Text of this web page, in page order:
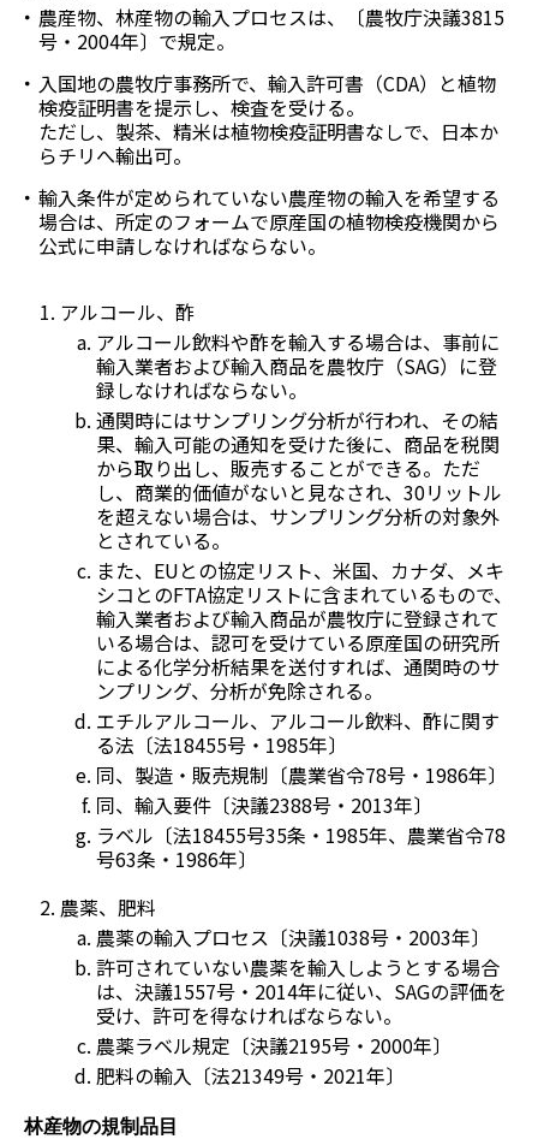
農産物、林産物の輸入プロセスは、〔農牧庁決議3815
号・2004年〕で規定。
入国地の農牧庁事務所で、輸入許可書（CDA）と植物
検疫証明書を提示し、検査を受ける。
ただし、製茶、精米は植物検疫証明書なしで、日本か
らチリへ輸出可。
輸入条件が定められていない農産物の輸入を希望する
場合は、所定のフォームで原産国の植物検疫機関から
公式に申請しなければならない。
アルコール、酢
アルコール飲料や酢を輸入する場合は、事前に
輸入業者および輸入商品を農牧庁（SAG）に登
録しなければならない。
通関時にはサンプリング分析が行われ、その結
果、輸入可能の通知を受けた後に、商品を税関
から取り出し、販売することができる。ただ
し、商業的価値がないと見なされ、30リットル
を超えない場合は、サンプリング分析の対象外
とされている。
また、EUとの協定リスト、米国、カナダ、メキ
シコとのFTA協定リストに含まれているもので、
輸入業者および輸入商品が農牧庁に登録されて
いる場合は、認可を受けている原産国の研究所
による化学分析結果を送付すれば、通関時のサ
ンプリング、分析が免除される。
エチルアルコール、アルコール飲料、酢に関す
る法〔法18455号・1985年〕
同、製造・販売規制〔農業省令78号・1986年〕
同、輸入要件〔決議2388号・2013年〕
ラベル〔法18455号35条・1985年、農業省令78
号63条・1986年〕
農薬、肥料
農薬の輸入プロセス〔決議1038号・2003年〕
許可されていない農薬を輸入しようとする場合
は、決議1557号・2014年に従い、SAGの評価を
受け、許可を得なければならない。
農薬ラベル規定〔決議2195号・2000年〕
肥料の輸入〔法21349号・2021年〕
林産物の規制品目